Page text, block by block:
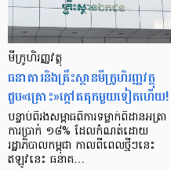
មីក្រូ​ហិរញ្ញវត្ថុ
ធនាគារ​និង​គ្រឹះស្ថាន​មីក្រូ​ហិរញ្ញវត្ថុ​
ជួប«គ្រោះ»ក្តៅ​គគុក​មួយ​ទៀត​ហើយ!
បន្ទាប់​ពី​រង​សម្ពាធ​​ពី​ការ​ទម្លាក់​ពិដាន​អត្រា​
ការ​ប្រាក់ ១៨​% ដែល​កំណត់​ដោយ​
រដ្ឋាភិបាល​កម្ពុជា កាល​ពី​ពេល​ថ្មីៗ​នេះ
ឥឡូវ​នេះ ធនាគ…